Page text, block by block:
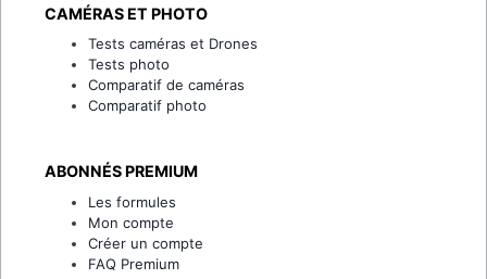
CAMÉRAS ET PHOTO
Tests caméras et Drones
Tests photo
Comparatif de caméras
Comparatif photo
ABONNÉS PREMIUM
Les formules
Mon compte
Créer un compte
FAQ Premium